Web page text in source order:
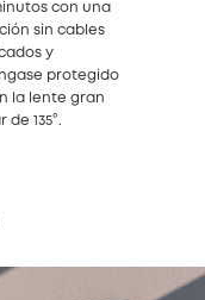
con una
sin cables
y
protegido
la lente gran
de 135°.